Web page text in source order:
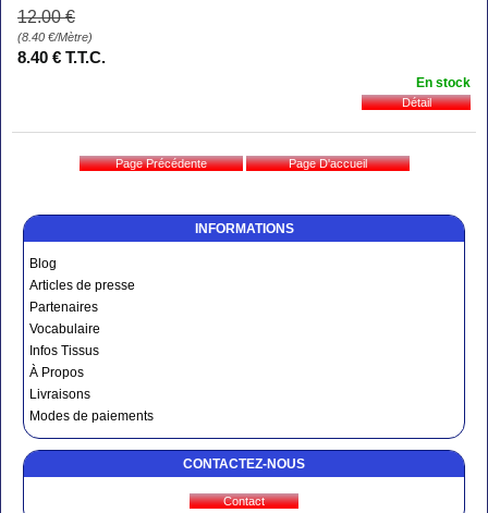
INFORMATIONS
Blog
Articles de presse
Partenaires
Vocabulaire
Infos Tissus
À Propos
Livraisons
Modes de paiements
CONTACTEZ-NOUS
12.00 €
(8.40 €/Mètre)
8.40 € T.T.C.
En stock